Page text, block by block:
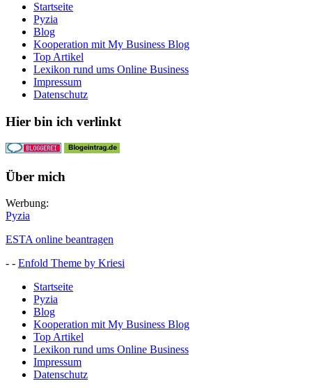
Startseite
Pyzia
Blog
Kooperation mit My Business Blog
Top Artikel
Lexikon rund ums Online Business
Impressum
Datenschutz
Hier bin ich verlinkt
Über mich
Werbung:
Pyzia
ESTA online beantragen
- - Enfold Theme by Kriesi
Startseite
Pyzia
Blog
Kooperation mit My Business Blog
Top Artikel
Lexikon rund ums Online Business
Impressum
Datenschutz